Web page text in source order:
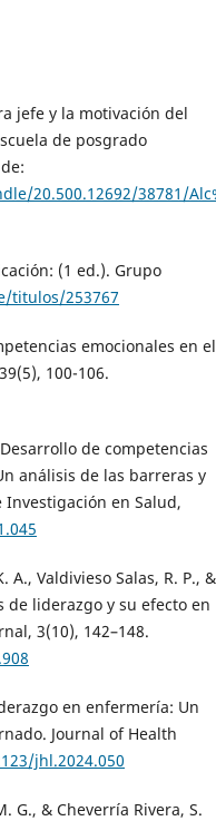
jefe y la motivación del
de posgrado
20.500.12692/38781/
(1 ed.). Grupo
titulos/253767
emocionales en el
100-106.
de competencias
análisis de las barreras y
en Salud,
A., Valdivieso Salas, R. P., &
de liderazgo y su efecto en
3(10), 142–148.
en enfermería: Un
Journal of Health
jhl.2024.050
G., & Cheverría Rivera, S.